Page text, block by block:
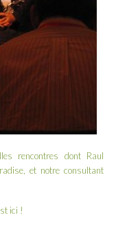
rencontres dont Raul
, et notre consultant
ici !